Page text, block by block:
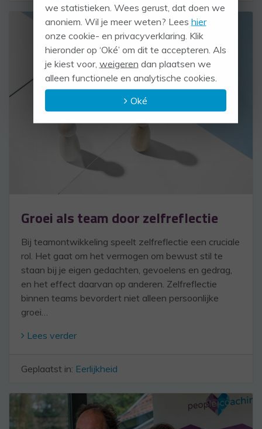
Groei als team door zelfreflectie
Bij teamontwikkeling speelt zelfreflectie een cruciale
rol. Het gaat om het vermogen om bewust stil te
staan bij je eigen gedachten, gevoelens en gedrag,
en het effect daarvan op anderen. Zelfreflectie
binnen teams bevordert niet alleen persoonlijke
groei…
Lees verder
Geplaatst in: Eerlijkheid
we statistieken. Wees gerust, dat doen we
anoniem. Wil je meer weten? Lees hier
onze cookie- en privacyverklaring. Klik
hieronder op ‘Oké’ om dit te accepteren. Als
je kiest voor, weigeren dan plaatsen we
alleen functionele en analytische cookies.
Oké